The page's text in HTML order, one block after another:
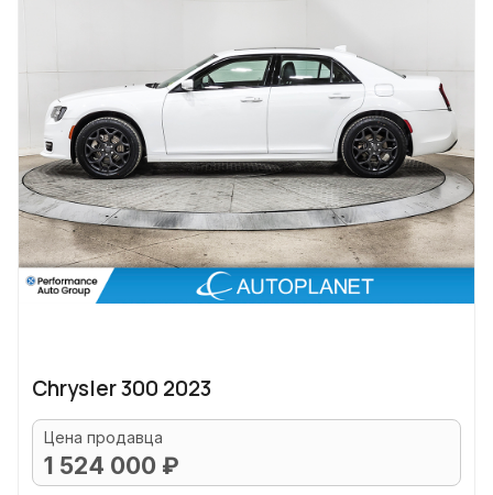
Chrysler 300 2023
Цена продавца
1 524 000 ₽